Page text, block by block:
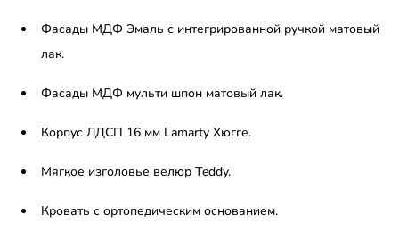
Фасады МДФ Эмаль с интегрированной ручкой матовый
лак.
Фасады МДФ мульти шпон матовый лак.
Корпус ЛДСП 16 мм Lamarty Хюгге.
Мягкое изголовье велюр Teddy.
Кровать с ортопедическим основанием.